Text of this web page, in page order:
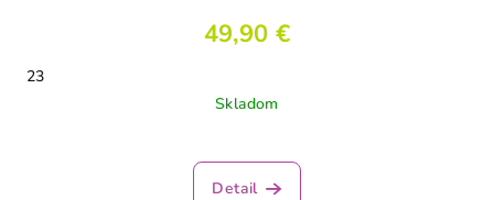
49,90 €
23
Skladom
hodnotenie
produktu
Detail